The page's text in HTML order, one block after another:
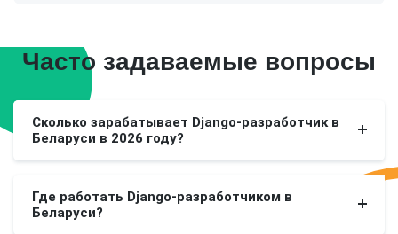
Часто задаваемые вопросы
Сколько зарабатывает Django-разработчик в
Беларуси в 2026 году?
Где работать Django-разработчиком в
Беларуси?